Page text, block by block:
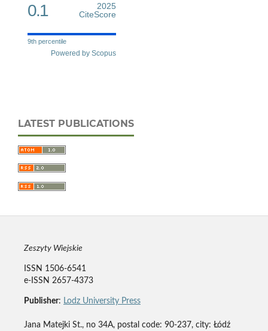
0.1
2025
CiteScore
9th percentile
Powered by Scopus
LATEST PUBLICATIONS
Zeszyty Wiejskie
ISSN 1506-6541
e-ISSN 2657-4373
Publisher: Lodz University Press
Jana Matejki St., no 34A, postal code: 90-237, city: Łódź